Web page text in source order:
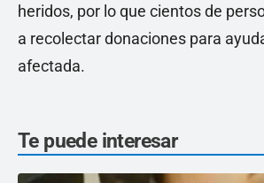
heridos, por lo que cientos de
a recolectar donaciones para
afectada.
Te puede interesar